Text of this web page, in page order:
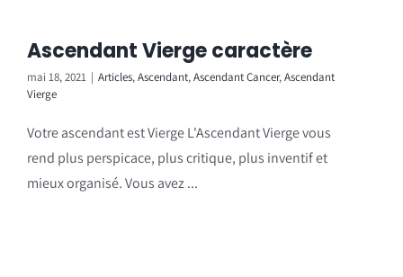
Ascendant Vierge caractère
mai 18, 2021 | Articles,Ascendant,Ascendant Cancer,Ascendant
Vierge
Votre ascendant est Vierge L'Ascendant Vierge vous
rend plus perspicace, plus critique, plus inventif et
mieux organisé. Vous avez ...